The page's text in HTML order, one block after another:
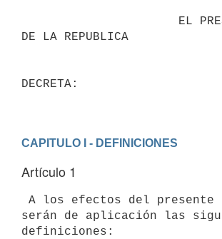
DE LA REPUBLICA
DECRETA:
CAPITULO I - DEFINICIONES
Artículo 1
serán de aplicación las
definiciones: